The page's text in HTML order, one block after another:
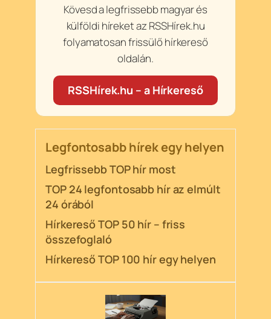
Kövesd a legfrissebb magyar és
külföldi híreket az RSSHírek.hu
folyamatosan frissülő hírkereső
oldalán.
RSSHírek.hu – a Hírkereső
Legfontosabb hírek egy helyen
Legfrissebb TOP hír most
TOP 24 legfontosabb hír az elmúlt
24 órából
Hírkereső TOP 50 hír – friss
összefoglaló
Hírkereső TOP 100 hír egy helyen